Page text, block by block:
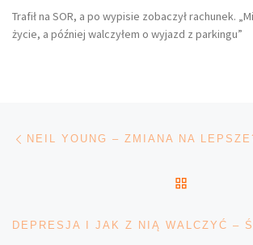
Trafił na SOR, a po wypisie zobaczył rachunek.
życie, a później walczyłem o wyjazd z parkingu”
Nawigacja wpisu
NEIL YOUNG – ZMIANA NA